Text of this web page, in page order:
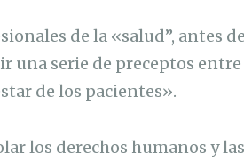
de la «salud”, antes de
una serie de preceptos entre
de los pacientes».
los derechos humanos y las